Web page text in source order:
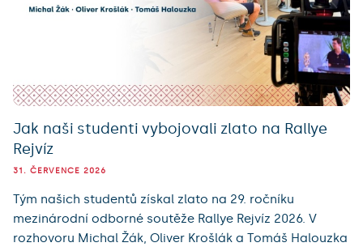
Jak naši studenti vybojovali zlato na Rallye
Rejvíz
31. ČERVENCE 2026
Tým našich studentů získal zlato na 29. ročníku
mezinárodní odborné soutěže Rallye Rejvíz 2026. V
rozhovoru Michal Žák, Oliver Krošlák a Tomáš Halouzka